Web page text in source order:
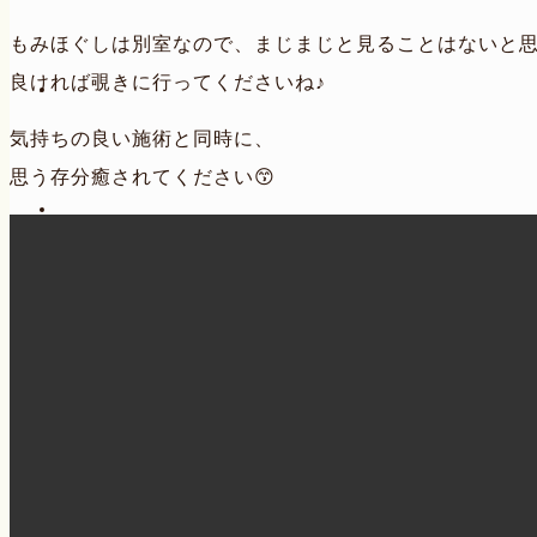
もみほぐしは別室なので、まじまじと見ることはないと
良ければ覗きに行ってくださいね♪
気持ちの良い施術と同時に、
思う存分癒されてください😙